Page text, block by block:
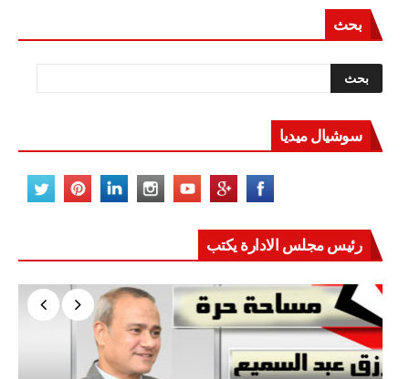
أزمة
سلاسل
التوريد
تداعيات
الحرب
تؤمن
بحث
سوشيال ميديا
رئيس مجلس الادارة يكتب